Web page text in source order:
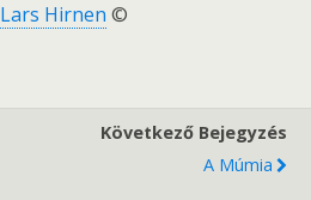
Lars Hirnen ©
Következő Bejegyzés
A Múmia